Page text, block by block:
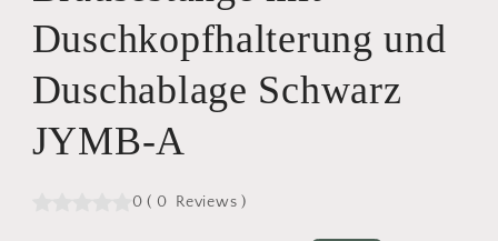
Duschkopfhalterung und
Duschablage Schwarz
JYMB-A
0( 0 Reviews )